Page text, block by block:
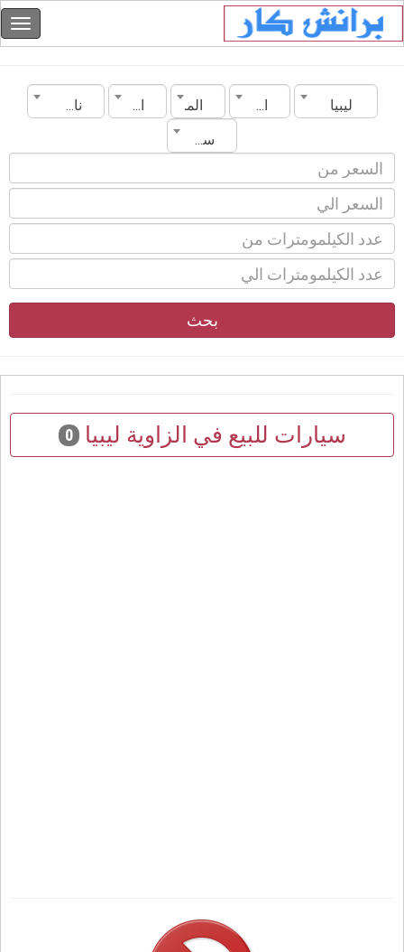
ليبيا المدينة الماركة الموديل
ناقل الحركة
سنة الصنع
بحث
سيارات للبيع في الزاوية ليبيا 0